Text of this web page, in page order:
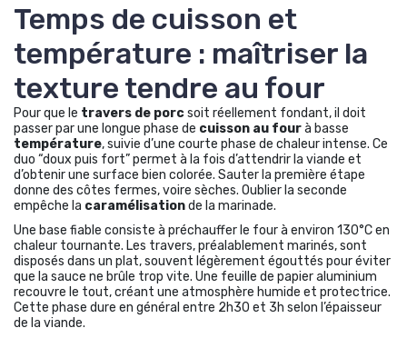
Temps de cuisson et
température : maîtriser la
texture tendre au four
Pour que le travers de porcsoit réellement fondant, il doit
passer par une longue phase de cuisson au fourà basse
température, suivie d’une courte phase de chaleur intense. Ce
duo “doux puis fort” permet à la fois d’attendrir la viande et
d’obtenir une surface bien colorée. Sauter la première étape
donne des côtes fermes, voire sèches. Oublier la seconde
empêche la caramélisationde la marinade.
Une base fiable consiste à préchauffer le four à environ 130°C en
chaleur tournante. Les travers, préalablement marinés, sont
disposés dans un plat, souvent légèrement égouttés pour éviter
que la sauce ne brûle trop vite. Une feuille de papier aluminium
recouvre le tout, créant une atmosphère humide et protectrice.
Cette phase dure en général entre 2h30 et 3h selon l’épaisseur
de la viande.